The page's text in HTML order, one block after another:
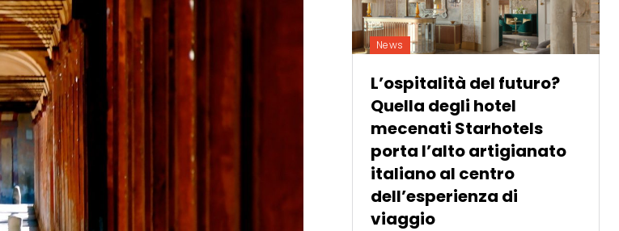
News
L’ospitalità del futuro?
Quella degli hotel
mecenati Starhotels
porta l’alto artigianato
italiano al centro
dell’esperienza di
viaggio